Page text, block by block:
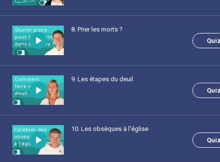
8. Prier les morts ?
9. Les étapes du deuil
10. Les obsèques à l'église